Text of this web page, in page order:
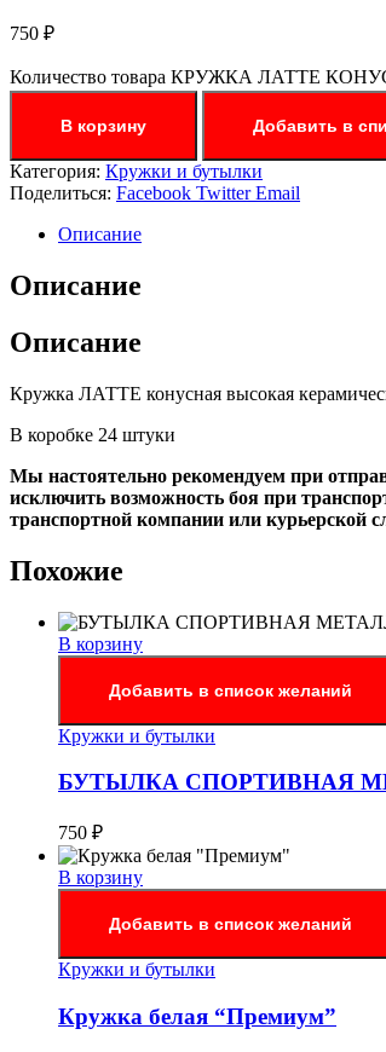
750 ₽
Количество товара КРУЖКА ЛАТТЕ
В корзину Добавить в
Категория: Кружки и бутылки
Поделиться: Facebook Twitter Email
Описание
Описание
Описание
Кружка ЛАТТЕ конусная высокая
В коробке 24 штуки
Мы настоятельно рекомендуем при
исключить возможность боя при
транспортной компании или курьерской
Похожие
В корзину
Добавить в список желаний
Кружки и бутылки
БУТЫЛКА СПОРТИВНАЯ
750 ₽
В корзину
Добавить в список желаний
Кружки и бутылки
Кружка белая “Премиум”